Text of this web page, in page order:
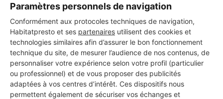
Paramètres personnels de navigation
Conformément aux protocoles techniques de navigation,
Habitatpresto et ses partenaires utilisent des cookies et
technologies similaires afin d’assurer le bon fonctionnement
technique du site, de mesurer l’audience de nos contenus, de
personnaliser votre expérience selon votre profil (particulier
ou professionnel) et de vous proposer des publicités
adaptées à vos centres d’intérêt. Ces dispositifs nous
permettent également de sécuriser vos échanges et
LARCHI
Villard-Bonnot
17 ans d'expérience
Voir sa fiche